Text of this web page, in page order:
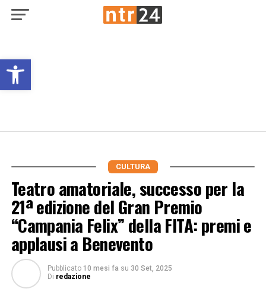
Open toolbar
CULTURA
Teatro amatoriale, successo per la
21ª edizione del Gran Premio
“Campania Felix” della FITA: premi e
applausi a Benevento
Pubblicato 10 mesi fa su 30 Set, 2025
Di redazione